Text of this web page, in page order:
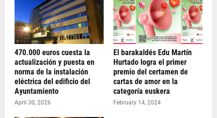
470.000 euros cuesta la
actualización y puesta en
norma de la instalación
eléctrica del edificio del
Ayuntamiento
April 30, 2026
El barakaldés Edu Martín
Hurtado logra el primer
premio del certamen de
cartas de amor en la
categoría euskera
February 14, 2024